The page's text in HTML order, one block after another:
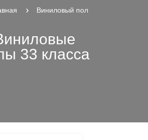
Виниловый пол
33 класса